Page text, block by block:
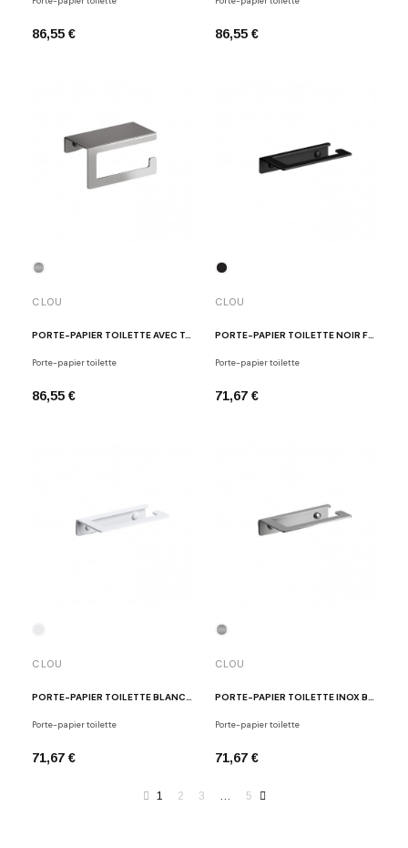
86,55 € 86,55 €
CLOU
PORTE-PAPIER TOILETTE AVEC TABLETTE INOX BROSSÉ FOLD
Porte-papier toilette
86,55 €
CLOU
PORTE-PAPIER TOILETTE NOIR FOLD
Porte-papier toilette
71,67 €
CLOU
PORTE-PAPIER TOILETTE BLANC FOLD
Porte-papier toilette
71,67 €
CLOU
PORTE-PAPIER TOILETTE INOX BROSSÉ FOLD
Porte-papier toilette
71,67 €
1 2 3 … 5